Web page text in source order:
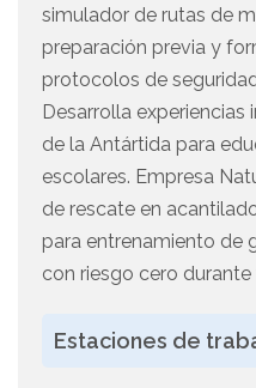
simulador de rutas de
preparación previa y
protocolos de
Desarrolla
de la Antártida para
escolares. Empresa
de rescate en
para entrenamiento de
con riesgo cero
Estaciones de